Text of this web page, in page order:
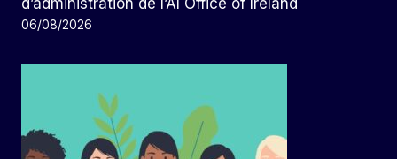
d’administration de l’AI Office of Ireland
06/08/2026